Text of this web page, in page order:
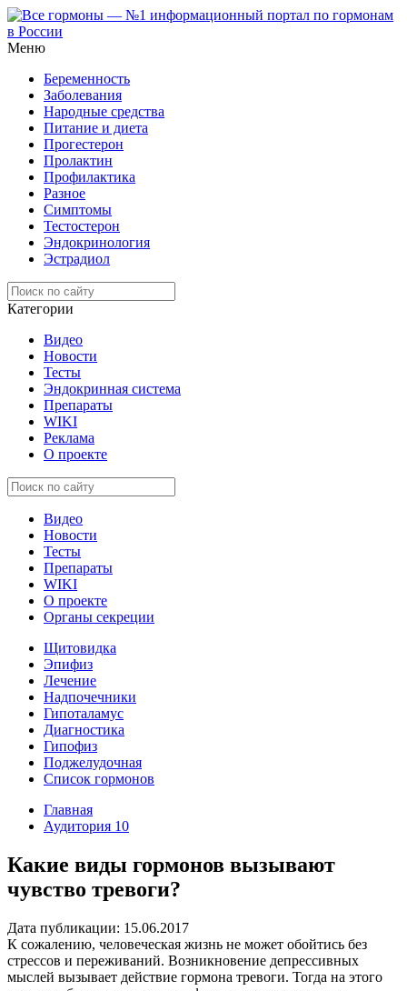
Меню
Беременность
Заболевания
Народные средства
Питание и диета
Прогестерон
Пролактин
Профилактика
Разное
Симптомы
Тестостерон
Эндокринология
Эстрадиол
Категории
Видео
Новости
Тесты
Эндокринная система
Препараты
WIKI
Реклама
О проекте
Видео
Новости
Тесты
Препараты
WIKI
О проекте
Органы секреции
Щитовидка
Эпифиз
Лечение
Надпочечники
Гипоталамус
Диагностика
Гипофиз
Поджелудочная
Список гормонов
Главная
Аудитория 10
Какие виды гормонов вызывают
чувство тревоги?
Дата публикации: 15.06.2017
К сожалению, человеческая жизнь не может обойтись без
стрессов и переживаний. Возникновение депрессивных
мыслей вызывает действие гормона тревоги. Тогда на этого